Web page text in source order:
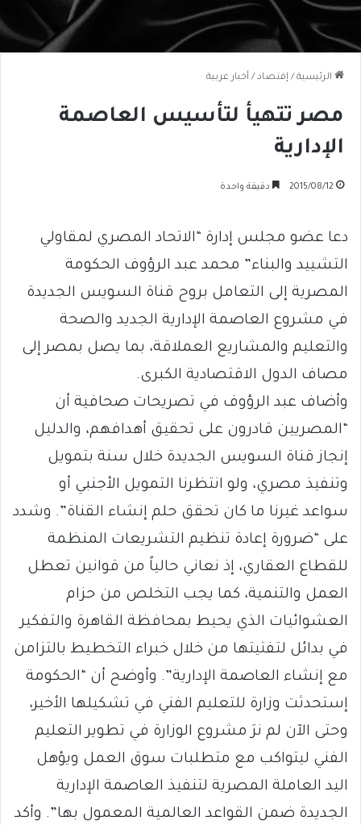
الرئيسية / إقتصاد / أخبار عربية
مصر تتهيأ لتأسيس العاصمة
الإدارية
2015/08/12 دقيقة واحدة
دعا عضو مجلس إدارة “الاتحاد المصري لمقاولي
التشييد والبناء” محمد عبد الرؤوف الحكومة
المصرية إلى التعامل بروح قناة السويس الجديدة
في مشروع العاصمة الإدارية الجديد والصحة
والتعليم والمشاريع العملاقة، بما يصل بمصر إلى
مصاف الدول الاقتصادية الكبرى.
وأضاف عبد الرؤوف في تصريحات صحافية أن
“المصريين قادرون على تحقيق أهدافهم، والدليل
إنجاز قناة السويس الجديدة خلال سنة بتمويل
وتنفيذ مصري، ولو انتظرنا التمويل الأجنبي أو
سواعد غيرنا ما كان تحقق حلم إنشاء القناة”. وشدد
على “ضرورة إعادة تنظيم التشريعات المنظمة
للقطاع العقاري، إذ نعاني حالياً من قوانين تعطل
العمل والتنمية، كما يجب التخلص من حزام
العشوائيات الذي يحيط بمحافظة القاهرة والتفكير
في بدائل لتفتيتها من خلال خبراء التخطيط بالتزامن
مع إنشاء العاصمة الإدارية”. وأوضح أن “الحكومة
إستحدثت وزارة للتعليم الفني في تشكيلها الأخير،
وحتى الآن لم نرَ مشروع الوزارة في تطوير التعليم
الفني ليتواكب مع متطلبات سوق العمل ويؤهل
اليد العاملة المصرية لتنفيذ العاصمة الإدارية
الجديدة ضمن القواعد العالمية المعمول بها”. وأكد